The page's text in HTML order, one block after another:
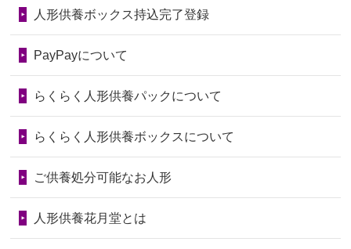
いたことが...
の回りの物...
2026/06/28人形たちに これまで本当にありがとう
2026/06/24今は亡き両親が孫（私の子供）の初節
句に贈って...
2026/06/23ありがとうね
第75回人形供養祭令和7年1月17日(金)
第73回人形供養祭令和6年10月17日(木)
第71回人形供養祭令和6年8月1日(木)
第70回人形供養祭令和6年6月21日(金)
第68回人形供養祭令和6年3月22日(金)
人形供養ボックス持込完了登録
PayPayについて
らくらく人形供養パックについて
らくらく人形供養ボックスについて
ご供養処分可能なお人形
人形供養花月堂とは